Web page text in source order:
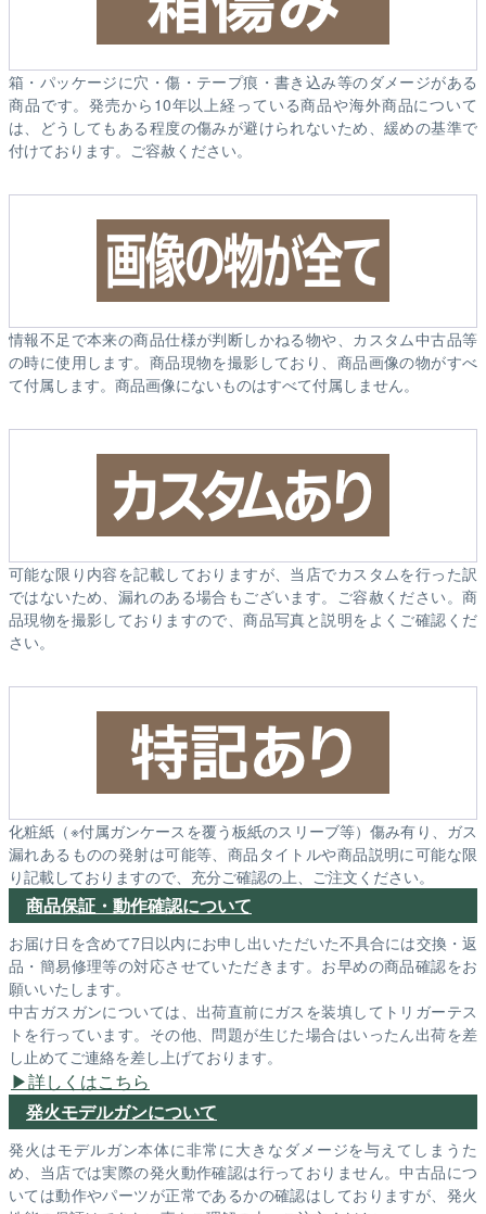
箱・パッケージに穴・傷・テープ痕・書き込み等のダメージがある
商品です。発売から10年以上経っている商品や海外商品について
は、どうしてもある程度の傷みが避けられないため、緩めの基準で
付けております。ご容赦ください。
情報不足で本来の商品仕様が判断しかねる物や、カスタム中古品等
の時に使用します。商品現物を撮影しており、商品画像の物がすべ
て付属します。商品画像にないものはすべて付属しません。
可能な限り内容を記載しておりますが、当店でカスタムを行った訳
ではないため、漏れのある場合もございます。ご容赦ください。商
品現物を撮影しておりますので、商品写真と説明をよくご確認くだ
さい。
化粧紙（※付属ガンケースを覆う板紙のスリーブ等）傷み有り、ガス
漏れあるものの発射は可能等、商品タイトルや商品説明に可能な限
り記載しておりますので、充分ご確認の上、ご注文ください。
商品保証・動作確認について
お届け日を含めて7日以内にお申し出いただいた不具合には交換・返
品・簡易修理等の対応させていただきます。お早めの商品確認をお
願いいたします。
中古ガスガンについては、出荷直前にガスを装填してトリガーテス
トを行っています。その他、問題が生じた場合はいったん出荷を差
し止めてご連絡を差し上げております。
詳しくはこちら
発火モデルガンについて
発火はモデルガン本体に非常に大きなダメージを与えてしまうた
め、当店では実際の発火動作確認は行っておりません。中古品につ
いては動作やパーツが正常であるかの確認はしておりますが、発火